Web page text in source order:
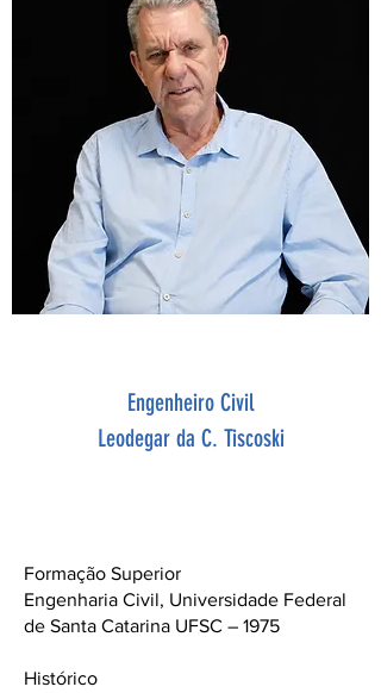
Engenheiro Civil
Leodegar da C. Tiscoski
Formação Superior
Engenharia Civil, Universidade Federal
de Santa Catarina UFSC – 1975
Histórico